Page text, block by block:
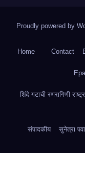
Proudly powered by
Home Contact
शिंदे गटाची रणरागिणी
संपादकीय सुनेत्रा